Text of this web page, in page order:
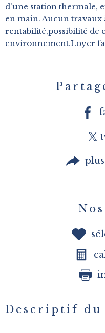
d'une station thermale,
en main. Aucun travaux
rentabilité,possibilité de
environnement.Loyer
Descriptif du